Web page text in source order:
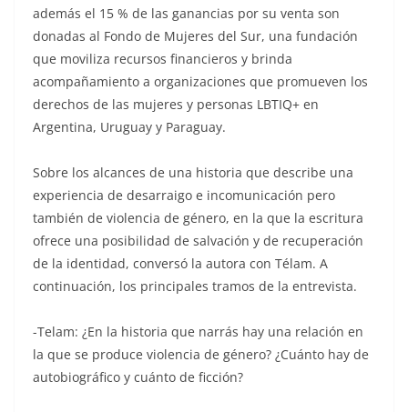
además el 15 % de las ganancias por su venta son
donadas al Fondo de Mujeres del Sur, una fundación
que moviliza recursos financieros y brinda
acompañamiento a organizaciones que promueven los
derechos de las mujeres y personas LBTIQ+ en
Argentina, Uruguay y Paraguay.
Sobre los alcances de una historia que describe una
experiencia de desarraigo e incomunicación pero
también de violencia de género, en la que la escritura
ofrece una posibilidad de salvación y de recuperación
de la identidad, conversó la autora con Télam. A
continuación, los principales tramos de la entrevista.
-Telam: ¿En la historia que narrás hay una relación en
la que se produce violencia de género? ¿Cuánto hay de
autobiográfico y cuánto de ficción?